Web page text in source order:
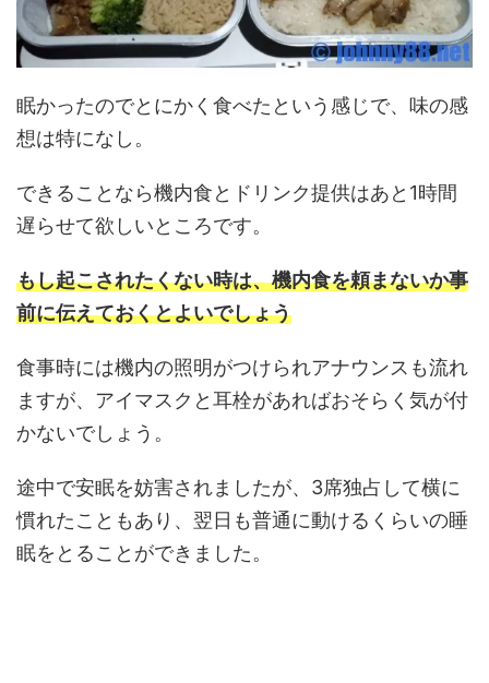
眠かったのでとにかく食べたという感じで、味の感
想は特になし。
できることなら機内食とドリンク提供はあと1時間
遅らせて欲しいところです。
もし起こされたくない時は、機内食を頼まないか事
前に伝えておくとよいでしょう
食事時には機内の照明がつけられアナウンスも流れ
ますが、アイマスクと耳栓があればおそらく気が付
かないでしょう。
途中で安眠を妨害されましたが、3席独占して横に
慣れたこともあり、翌日も普通に動けるくらいの睡
眠をとることができました。